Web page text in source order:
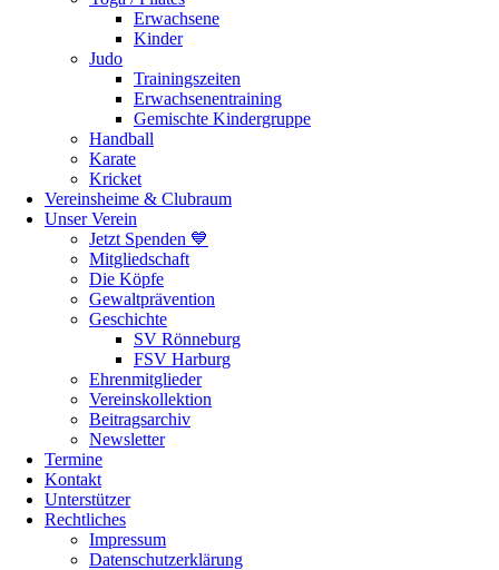
Erwachsene
Kinder
Judo
Trainingszeiten
Erwachsenentraining
Gemischte Kindergruppe
Handball
Karate
Kricket
Vereinsheime & Clubraum
Unser Verein
Jetzt Spenden 💙
Mitgliedschaft
Die Köpfe
Gewaltprävention
Geschichte
SV Rönneburg
FSV Harburg
Ehrenmitglieder
Vereinskollektion
Beitragsarchiv
Newsletter
Termine
Kontakt
Unterstützer
Rechtliches
Impressum
Datenschutzerklärung